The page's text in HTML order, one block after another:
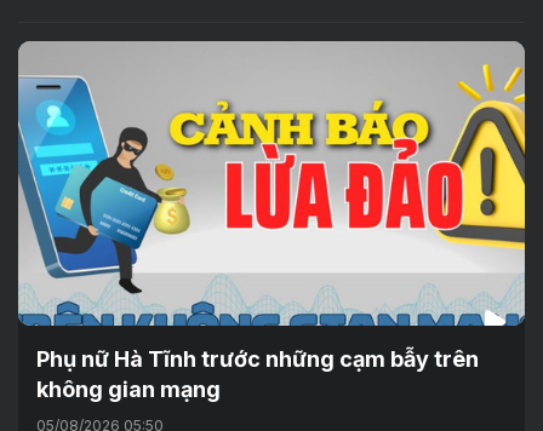
Phụ nữ Hà Tĩnh trước những cạm bẫy trên
không gian mạng
05/08/2026 05:50